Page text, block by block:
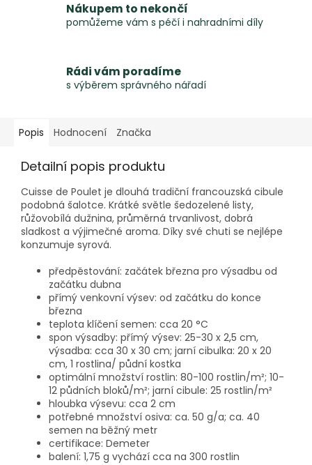
Nákupem to nekončí
pomůžeme vám s péčí i nahradními díly
Rádi vám poradíme
s výběrem správného nářadí
Popis Hodnocení Značka
Detailní popis produktu
Cuisse de Poulet je dlouhá tradiční francouzská cibule
podobná šalotce. Krátké světle šedozelené listy,
růžovobílá dužnina, průměrná trvanlivost, dobrá
sladkost a výjimečné aroma. Díky své chuti se nejlépe
konzumuje syrová.
předpěstování: začátek března pro výsadbu od
začátku dubna
přímý venkovní výsev: od začátku do konce
března
teplota klíčení semen: cca 20 °C
spon výsadby: přímý výsev: 25-30 x 2,5 cm,
výsadba: cca 30 x 30 cm; jarní cibulka: 20 x 20
cm, 1 rostlina/ půdní kostka
optimální množství rostlin: 80-100 rostlin/m²; 10-
12 půdních bloků/m²; jarní cibule: 25 rostlin/m²
hloubka výsevu: cca 2 cm
potřebné množství osiva: ca. 50 g/a; ca. 40
semen na běžný metr
certifikace: Demeter
balení: 1,75 g vychází cca na 300 rostlin